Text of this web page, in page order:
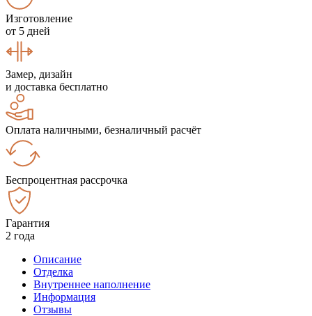
Изготовление
от 5 дней
Замер, дизайн
и доставка бесплатно
Оплата наличными, безналичный расчёт
Беспроцентная рассрочка
Гарантия
2 года
Описание
Отделка
Внутреннее наполнение
Информация
Отзывы